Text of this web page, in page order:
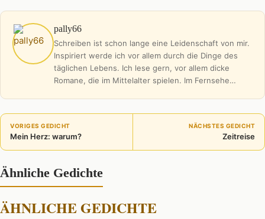
pally66
Schreiben ist schon lange eine Leidenschaft von mir.
Inspiriert werde ich vor allem durch die Dinge des
täglichen Lebens. Ich lese gern, vor allem dicke
Romane, die im Mittelalter spielen. Im Fernsehe…
VORIGES GEDICHT
Mein Herz: warum?
NÄCHSTES GEDICHT
Zeitreise
Ähnliche Gedichte
ÄHNLICHE GEDICHTE